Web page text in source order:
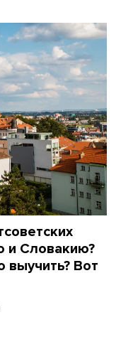
и Словакию?
выучить? Вот